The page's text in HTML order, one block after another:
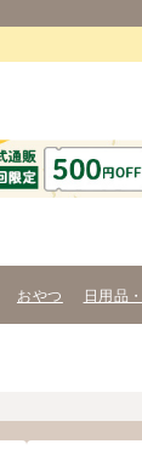
おやつ 日用品